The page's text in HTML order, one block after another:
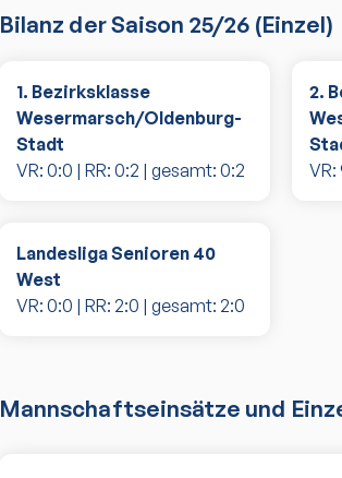
Bilanz der Saison 25/26 (Einzel)
1. Bezirksklasse
Wesermarsch/Oldenburg-
Stadt
VR: 0:0 | RR: 0:2 | gesamt: 0:2
2.
VR:
Landesliga Senioren 40
West
VR: 0:0 | RR: 2:0 | gesamt: 2:0
Mannschaftseinsätze und